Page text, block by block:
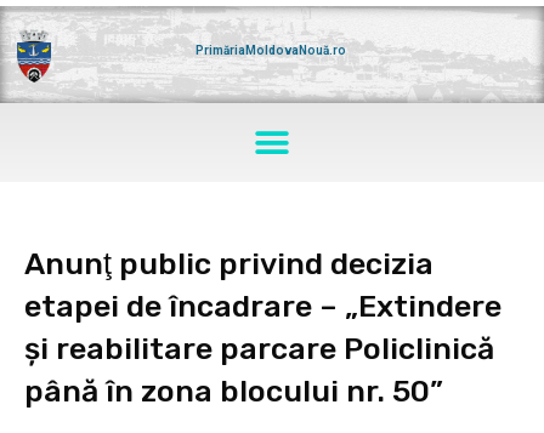
Skip
to
content
PrimăriaMoldovaNouă.ro
Menu
Anunţ public privind decizia
etapei de încadrare – „Extindere
și reabilitare parcare Policlinică
până în zona blocului nr. 50”